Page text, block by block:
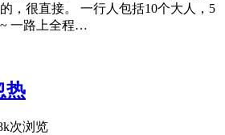
，很直接。 一行人包括10个大人，5
一路上全程…
热
次浏览